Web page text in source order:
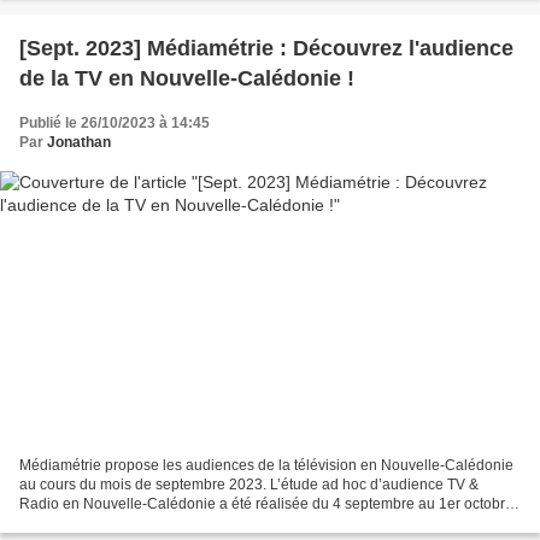
[Sept. 2023] Médiamétrie : Découvrez l'audience
de la TV en Nouvelle-Calédonie !
Publié le 26/10/2023 à 14:45
Par Jonathan
Médiamétrie propose les audiences de la télévision en Nouvelle-Calédonie
au cours du mois de septembre 2023. L’étude ad hoc d’audience TV &
Radio en Nouvelle-Calédonie a été réalisée du 4 septembre au 1er octobre